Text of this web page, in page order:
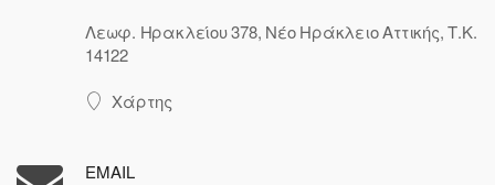
Λεωφ. Ηρακλείου 378, Νέο Ηράκλειο Αττικής, Τ.Κ.
14122
Χάρτης
EMAIL